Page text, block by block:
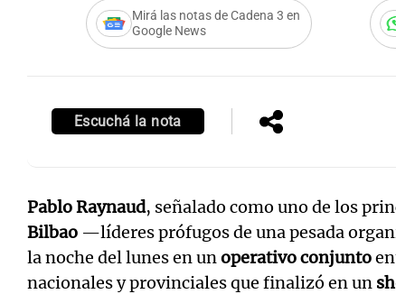
Mirá las notas de Cadena 3 en
Google News
Escuchá la nota
Pablo Raynaud, señalado como uno de los
Bilbao —líderes prófugos de una pesada
la noche del lunes en unoperativo conjunto
nacionales y provinciales que finalizó en un
Editorial Mundial 2026 La